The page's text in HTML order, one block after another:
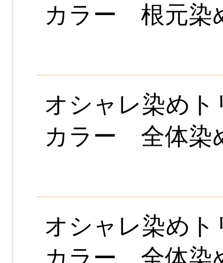
カラー 根元染
オシャレ染め
カラー 全体染
オシャレ染め
カラー 全体染